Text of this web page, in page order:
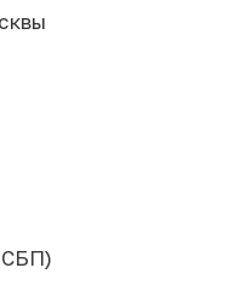
СБП)